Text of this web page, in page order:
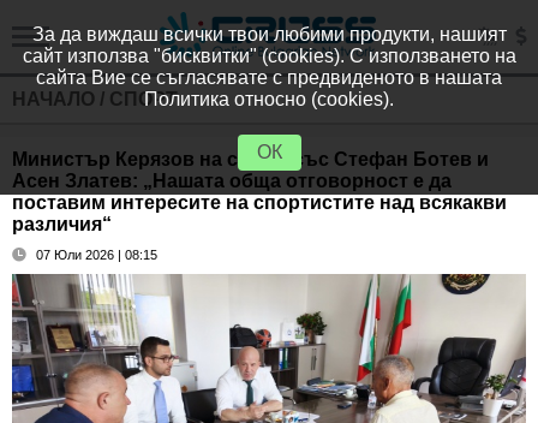
НАЧАЛО / СПОРТ
Министър Керязов на среща със Стефан Ботев и
Асен Златев: „Нашата обща отговорност е да
поставим интересите на спортистите над всякакви
различия“
07 Юли 2026 | 08:15
За да виждаш всички твои любими продукти, нашият
сайт използва "бисквитки" (cookies). С използването на
сайта Вие се съгласявате с предвиденото в нашата
Политика относно (cookies).
ОК